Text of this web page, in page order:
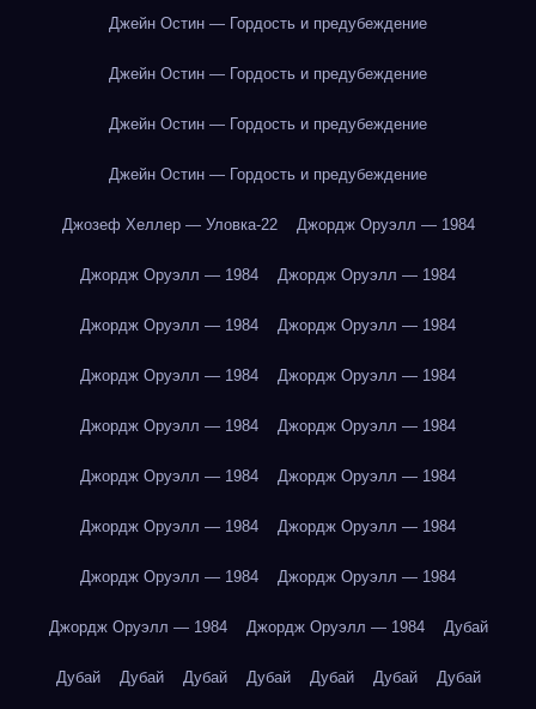
Джейн Остин — Гордость и предубеждение
Джейн Остин — Гордость и предубеждение
Джейн Остин — Гордость и предубеждение
Джейн Остин — Гордость и предубеждение
Джозеф Хеллер — Уловка-22 Джордж Оруэлл — 1984
Джордж Оруэлл — 1984 Джордж Оруэлл — 1984
Джордж Оруэлл — 1984 Джордж Оруэлл — 1984
Джордж Оруэлл — 1984 Джордж Оруэлл — 1984
Джордж Оруэлл — 1984 Джордж Оруэлл — 1984
Джордж Оруэлл — 1984 Джордж Оруэлл — 1984
Джордж Оруэлл — 1984 Джордж Оруэлл — 1984
Джордж Оруэлл — 1984 Джордж Оруэлл — 1984
Джордж Оруэлл — 1984 Джордж Оруэлл — 1984 Дубай
Дубай Дубай Дубай Дубай Дубай Дубай Дубай